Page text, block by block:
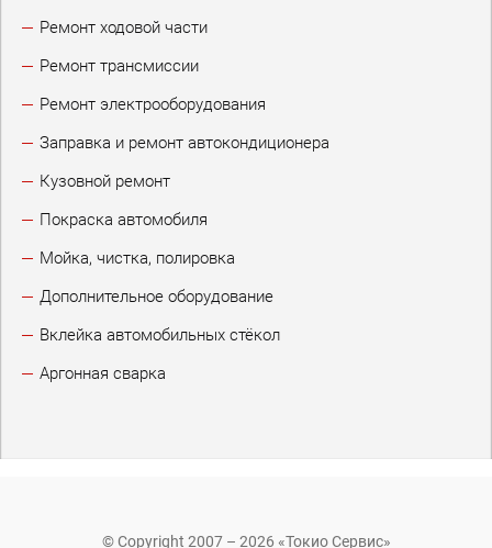
Ремонт ходовой части
Ремонт трансмиссии
Ремонт электрооборудования
Заправка и ремонт автокондиционера
Кузовной ремонт
Покраска автомобиля
Мойка, чистка, полировка
Дополнительное оборудование
Вклейка автомобильных стёкол
Аргонная сварка
© Copyright 2007 – 2026 «Токио Сервис»